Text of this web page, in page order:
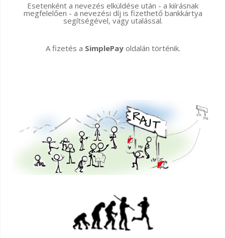
Esetenként a nevezés elküldése után - a kiírásnak
megfelelően - a nevezési díj is fizethető bankkártya
segítségével, vagy utalással.
A fizetés a SimplePayoldalán történik.